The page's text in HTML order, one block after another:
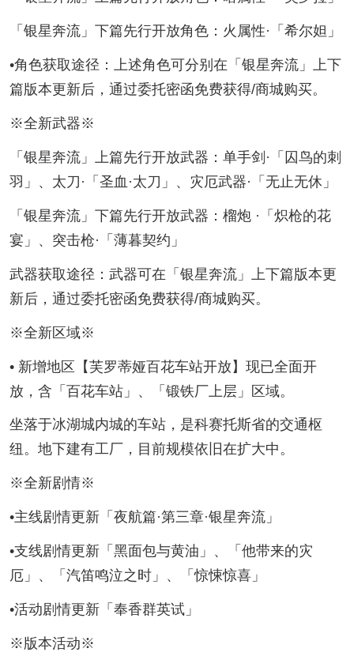
「银星奔流」下篇先行开放角色：火属性·「希尔妲」
•角色获取途径：上述角色可分别在「银星奔流」上下
篇版本更新后，通过委托密函免费获得/商城购买。
※全新武器※
「银星奔流」上篇先行开放武器：单手剑·「囚鸟的刺
羽」、太刀·「圣血·太刀」、灾厄武器·「无止无休」
「银星奔流」下篇先行开放武器：榴炮 ·「炽枪的花
宴」、突击枪·「薄暮契约」
武器获取途径：武器可在「银星奔流」上下篇版本更
新后，通过委托密函免费获得/商城购买。
※全新区域※
• 新增地区【芙罗蒂娅百花车站开放】现已全面开
放，含「百花车站」、「锻铁厂上层」区域。
坐落于冰湖城内城的车站，是科赛托斯省的交通枢
纽。地下建有工厂，目前规模依旧在扩大中。
※全新剧情※
•主线剧情更新「夜航篇·第三章·银星奔流」
•支线剧情更新「黑面包与黄油」、「他带来的灾
厄」、「汽笛鸣泣之时」、「惊悚惊喜」
•活动剧情更新「奉香群英试」
※版本活动※